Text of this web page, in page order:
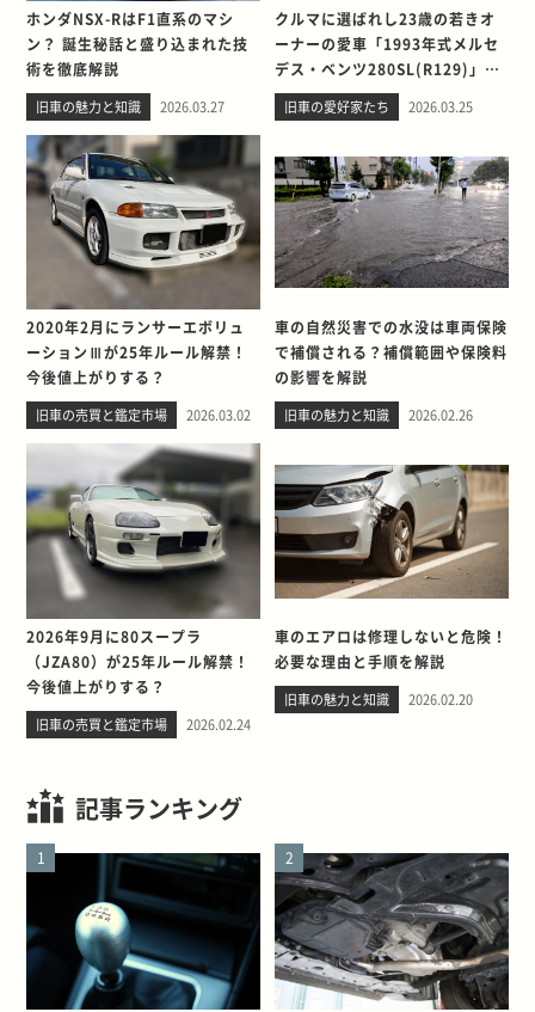
ホンダNSX-RはF1直系のマシ
ン？ 誕生秘話と盛り込まれた技
術を徹底解説
旧車の魅力と知識 2026.03.27
クルマに選ばれし23歳の若きオ
ーナーの愛車「1993年式メルセ
デス・ベンツ280SL(R129)」と
の出会い。そして別れを考える
旧車の愛好家たち 2026.03.25
2020年2月にランサーエボリュ
ーションⅢが25年ルール解禁！
今後値上がりする？
旧車の売買と鑑定市場 2026.03.02
車の自然災害での水没は車両保険
で補償される？補償範囲や保険料
の影響を解説
旧車の魅力と知識 2026.02.26
2026年9月に80スープラ
（JZA80）が25年ルール解禁！
今後値上がりする？
旧車の売買と鑑定市場 2026.02.24
車のエアロは修理しないと危険！
必要な理由と手順を解説
旧車の魅力と知識 2026.02.20
記事ランキング
1 2